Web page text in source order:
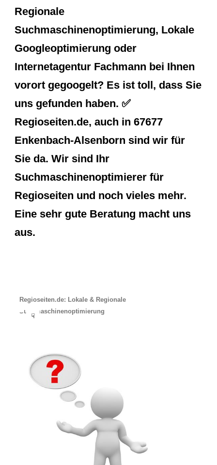
Regionale
Suchmaschinenoptimierung, Lokale
Googleoptimierung oder
Internetagentur Fachmann bei Ihnen
vorort gegoogelt? Es ist toll, dass Sie
uns gefunden haben. ✅
Regioseiten.de, auch in 67677
Enkenbach-Alsenborn sind wir für
Sie da. Wir sind Ihr
Suchmaschinenoptimierer für
Regioseiten und noch vieles mehr.
Eine sehr gute Beratung macht uns
aus.
Regioseiten.de: Lokale & Regionale
Suchmaschinenoptimierung
☟